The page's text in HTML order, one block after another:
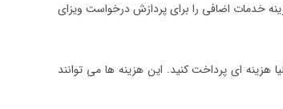
خدمات اضافی را برای پردازش درخواست ویزای
هزینه ای پرداخت کنید. این هزینه ها می توانند